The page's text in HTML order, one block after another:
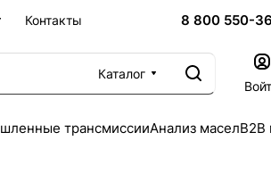
Контакты 8 800 550-
Каталог
трансмиссииАнализ маселB2B